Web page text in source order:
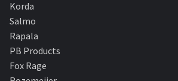
Korda
Salmo
Rapala
PB Products
Fox Rage